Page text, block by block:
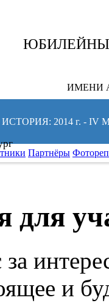
ИМЕНИ
ИСТОРИЯ: 2014 г. -
Партнёры
за
и